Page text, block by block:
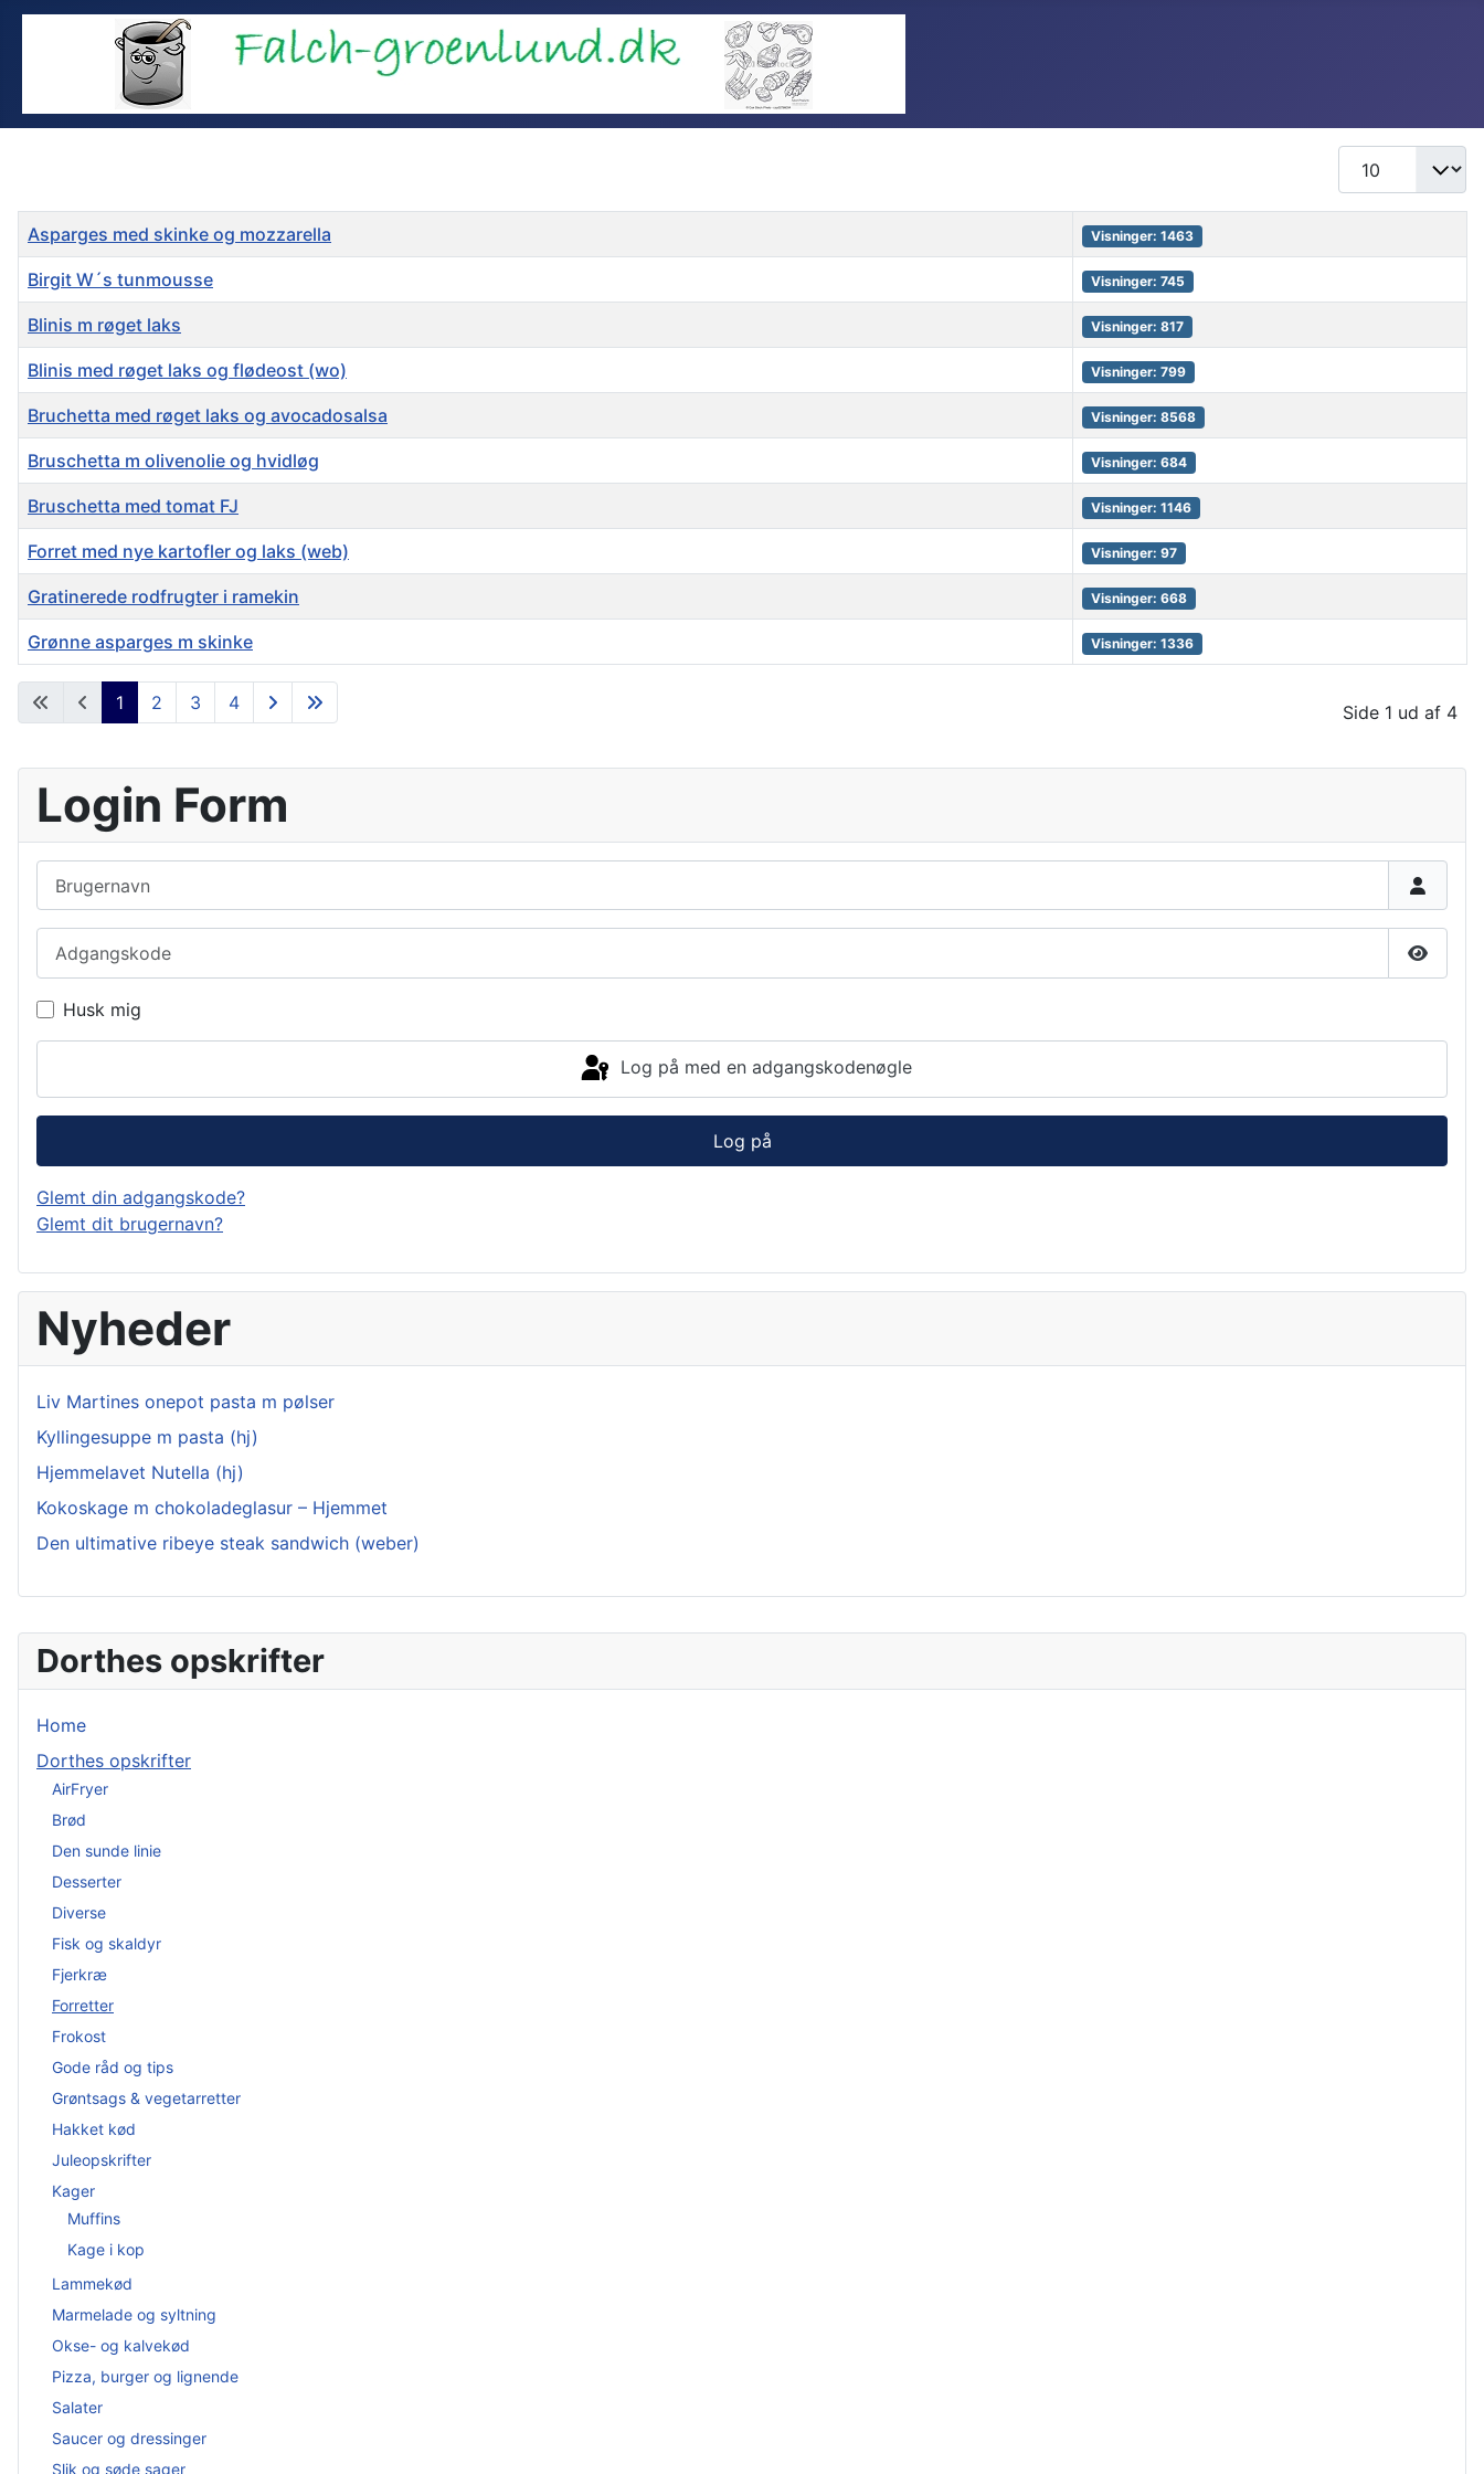
Dorthes opskrifter
Home
Dorthes opskrifter
AirFryer
Brød
Den sunde linie
Desserter
Diverse
Fisk og skaldyr
Fjerkræ
Forretter
Frokost
Gode råd og tips
Grøntsags & vegetarretter
Hakket kød
Juleopskrifter
Kager
Muffins
Kage i kop
Lammekød
Marmelade og syltning
Okse- og kalvekød
Pizza, burger og lignende
Salater
Saucer og dressinger
Slik og søde sager
Vis #
Artikler
Titel Visninger
Asparges med skinke og mozzarella Visninger: 1463
Birgit W´s tunmousse Visninger: 745
Blinis m røget laks Visninger: 817
Blinis med røget laks og flødeost (wo) Visninger: 799
Bruchetta med røget laks og avocadosalsa Visninger: 8568
Bruschetta m olivenolie og hvidløg Visninger: 684
Bruschetta med tomat FJ Visninger: 1146
Forret med nye kartofler og laks (web) Visninger: 97
Gratinerede rodfrugter i ramekin Visninger: 668
Grønne asparges m skinke Visninger: 1336
Side 1 ud af 4
1 2 3 4
Login Form
Vis
Husk mig
Log på med en adgangskodenøgle
Log på
Glemt din adgangskode?
Glemt dit brugernavn?
Nyheder
Liv Martines onepot pasta m pølser
Kyllingesuppe m pasta (hj)
Hjemmelavet Nutella (hj)
Kokoskage m chokoladeglasur – Hjemmet
Den ultimative ribeye steak sandwich (weber)